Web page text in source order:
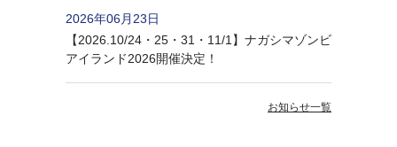
2026年06月23日
【2026.10/24・25・31・11/1】ナガシマゾンビ
アイランド2026開催決定！
お知らせ一覧